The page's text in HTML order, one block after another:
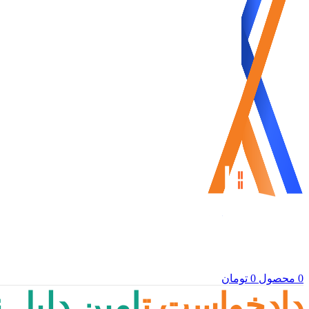
0 محصول 0 تومان